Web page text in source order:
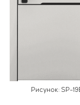
Рисунок: SP-